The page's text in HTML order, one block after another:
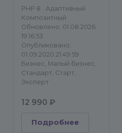
PHP 8
Адаптивный
Композитный
Обновлено: 01.08.2026
19:16:53
Опубликовано:
01.09.2020 21:49:59
Бизнес, Малый бизнес,
Стандарт, Старт,
Эксперт
12 990 ₽
Подробнее